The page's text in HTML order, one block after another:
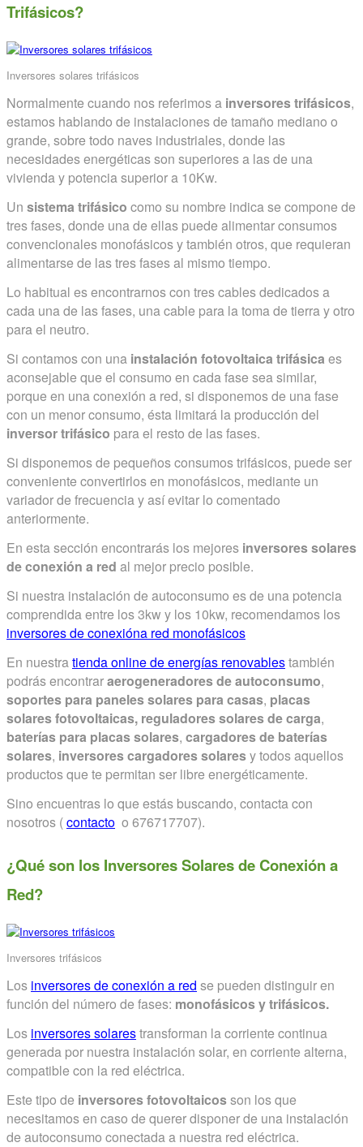
Trifásicos?
Inversores solares trifásicos
Normalmente cuando nos referimos a inversores trifásicos,
estamos hablando de instalaciones de tamaño mediano o
grande, sobre todo naves industriales, donde las
necesidades energéticas son superiores a las de una
vivienda y potencia superior a 10Kw.
Un sistema trifásico como su nombre indica se compone de
tres fases, donde una de ellas puede alimentar consumos
convencionales monofásicos y también otros, que requieran
alimentarse de las tres fases al mismo tiempo.
Lo habitual es encontrarnos con tres cables dedicados a
cada una de las fases, una cable para la toma de tierra y otro
para el neutro.
Si contamos con una instalación fotovoltaica trifásica es
aconsejable que el consumo en cada fase sea similar,
porque en una conexión a red, si disponemos de una fase
con un menor consumo, ésta limitará la producción del
inversor trifásico para el resto de las fases.
Si disponemos de pequeños consumos trifásicos, puede ser
conveniente convertirlos en monofásicos, mediante un
variador de frecuencia y así evitar lo comentado
anteriormente.
En esta sección encontrarás los mejores inversores solares
de conexión a red al mejor precio posible.
Si nuestra instalación de autoconsumo es de una potencia
comprendida entre los 3kw y los 10kw, recomendamos los
inversores de conexióna red monofásicos
En nuestratienda online de energías renovablestambién
podrás encontraraerogeneradores de autoconsumo,
soportes para paneles solares para casas, placas
solares fotovoltaicas, reguladores solares de carga,
baterías para placas solares, cargadores de baterías
solares, inversores cargadores solaresy todos aquellos
productos que te permitan ser libre energéticamente.
Sino encuentras lo que estás buscando, contacta con
nosotros (contacto o 676717707).
¿Qué son los Inversores Solares de Conexión a
Red?
Inversores trifásicos
Los inversores de conexión a red se pueden distinguir en
función del número de fases: monofásicos y trifásicos.
Los inversores solarestransforman la corriente continua
generada por nuestra instalación solar, en corriente alterna,
compatible con la red eléctrica.
Este tipo de inversores fotovoltaicosson los que
necesitamos en caso de querer disponer de una instalación
de autoconsumo conectada a nuestra red eléctrica.